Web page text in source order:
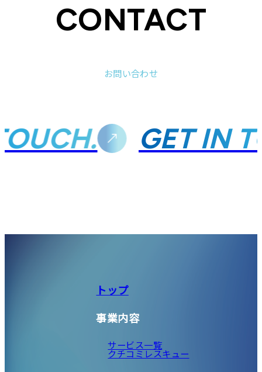
CONTACT
お問い合わせ
GET IN
トップ
事業内容
サービス一覧
クチコミレスキュー